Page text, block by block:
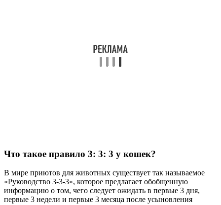
Что такое правило 3: 3: 3 у кошек?
В мире приютов для животных существует так называемое
«Руководство 3-3-3», которое предлагает обобщенную
информацию о том, чего следует ожидать в первые 3 дня,
первые 3 недели и первые 3 месяца после усыновления